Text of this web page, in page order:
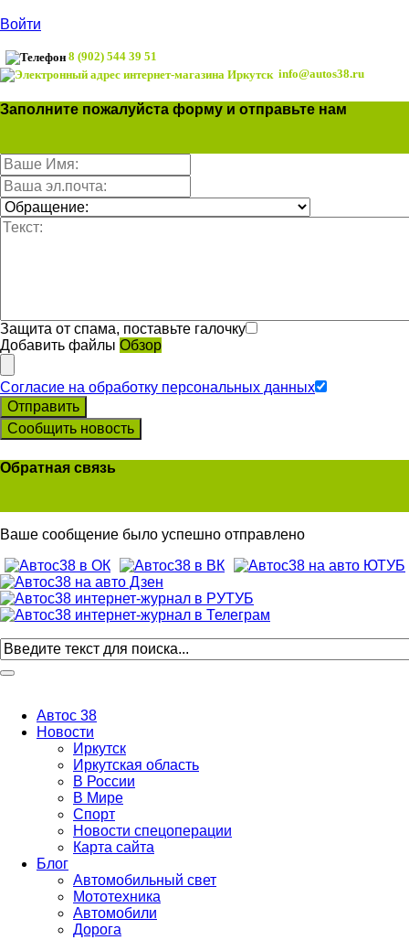
Войти
8 (902) 544 39 51
info@autos38.ru
Заполните пожалуйста форму и отправьте нам
Защита от спама, поставьте галочку
Добавить файлы Обзор
Согласие на обработку персональных данных
Отправить
Сообщить новость
Обратная связь
Ваше сообщение было успешно отправлено
Автос 38
Новости
Иркутск
Иркутская область
В России
В Мире
Спорт
Новости спецоперации
Карта сайта
Блог
Автомобильный свет
Мототехника
Автомобили
Дорога